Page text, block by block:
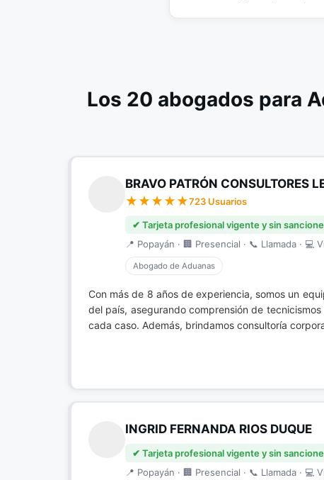
Los 20 abogados para
BRAVO PATRÓN CONSULTORES
723 Usuarios
✔ Tarjeta profesional vigente y sin
📍 Popayán · 🏢 Presencial · 📞 Llamada · 💻
Abogado de Aduanas
Con más de 8 años de experiencia, somos un
del país, asegurando comprensión de
cada caso. Además, brindamos consultoría
INGRID FERNANDA RIOS DUQUE
✔ Tarjeta profesional vigente y sin
📍 Popayán · 🏢 Presencial · 📞 Llamada · 💻